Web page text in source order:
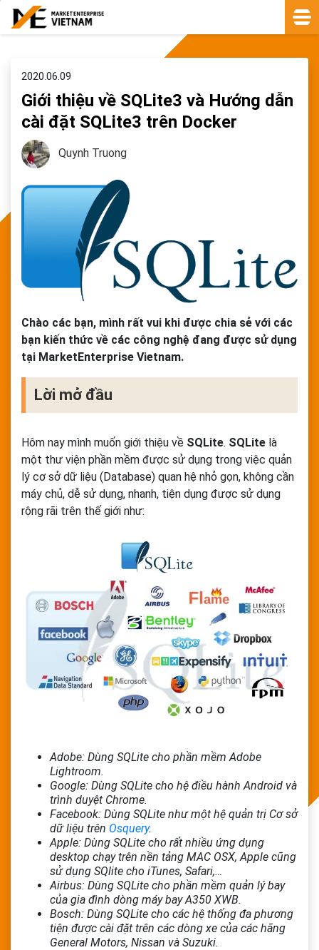
2020.06.09
Giới thiệu về SQLite3 và Hướng dẫn
cài đặt SQLite3 trên Docker
Quynh Truong
Chào các bạn, mình rất vui khi được chia sẻ với các
bạn kiến thức về các công nghệ đang được sử dụng
tại MarketEnterprise Vietnam.
Lời mở đầu
Hôm nay mình muốn giới thiệu về SQLite. SQLite là
một thư viện phần mềm được sử dụng trong việc quản
lý cơ sở dữ liệu (Database) quan hệ nhỏ gọn, không cần
máy chủ, dễ sử dụng, nhanh, tiện dụng được sử dụng
rộng rãi trên thế giới như:
Adobe: Dùng SQLite cho phần mềm Adobe
Lightroom.
Google: Dùng SQLite cho hệ điều hành Android và
trình duyệt Chrome.
Facebook: Dùng SQLite như một hệ quản trị Cơ sở
dữ liệu trên Osquery.
Apple: Dùng SQLite cho rất nhiều ứng dụng
desktop chạy trên nền tảng MAC OSX, Apple cũng
sử dụng SQlite cho iTunes, Safari,…
Airbus: Dùng SQLite cho phần mềm quản lý bay
của gia đình dòng máy bay A350 XWB.
Bosch: Dùng SQLite cho các hệ thống đa phương
tiện được cài đặt trên các dòng xe của các hãng
General Motors, Nissan và Suzuki.